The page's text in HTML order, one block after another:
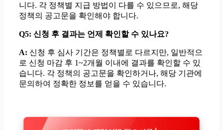
니다. 각 정책별 지급 방법이 다를 수 있으므로, 해당
정책의 공고문을 확인해야 합니다.
Q5: 신청 후 결과는 언제 확인할 수 있나요?
A: 신청 후 심사 기간은 정책별로 다르지만, 일반적으
로 신청 마감 후 1~2개월 이내에 결과를 확인할 수 있
습니다. 각 정책의 공고문을 확인하거나, 해당 기관에
문의하여 정확한 정보를 얻을 수 있습니다.